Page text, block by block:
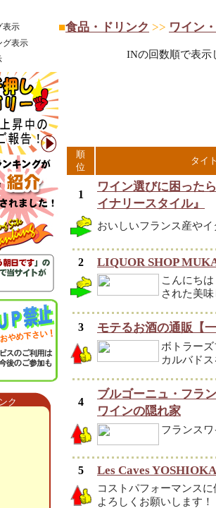
表示
グ表示
ク
■食品・ドリンク >> ワイン
INの回数順で表示
順
位
タイ
1
ワイン選びに困った
イナリースタイル』
おいしいフランス産やイ
2 LIQUOR SHOP
こんにち
された美
3 モテるお酒の通販【一
ボトラー
カルバド
4
ブルゴーニュ・フラ
ワインの隠れ家
フランス
5 Les Caves YOSHIOKA
コストパフォーマンス
よろしくお願いします！